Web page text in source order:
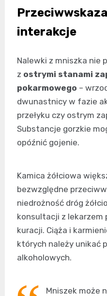
interakcje
Nalewki z mniszka nie
z ostrymi stanami
pokarmowego –
dwunastnicy w fazie
przełyku czy ostrym
Substancje gorzkie
opóźnić gojenie.
Kamica żółciowa
bezwzględne
niedrożność dróg
konsultacji z lekarzem
kuracji. Ciąża i
których należy unikać
alkoholowych.
Mniszek może